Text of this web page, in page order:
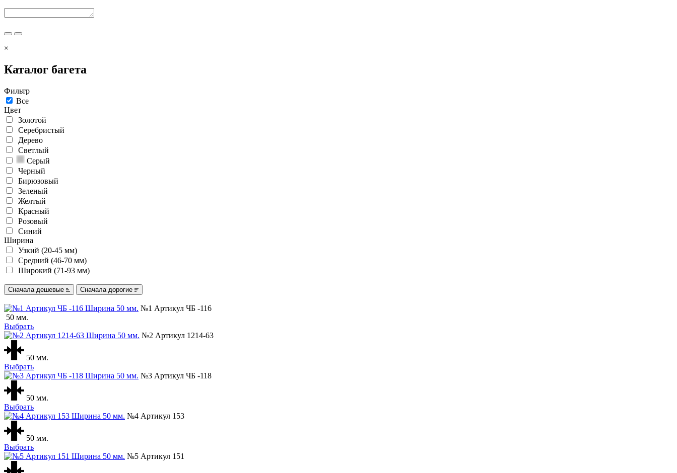
×
Каталог багета
Фильтр
Все
Цвет
Золотой
Серебристый
Дерево
Светлый
Серый
Черный
Бирюзовый
Зеленый
Желтый
Красный
Розовый
Синий
Ширина
Узкий (20-45 мм)
Средний (46-70 мм)
Широкий (71-93 мм)
Сначала дешевые Сначала дорогие
№1 Артикул ЧБ -116
50 мм.
Выбрать
№2 Артикул 1214-63
50 мм.
Выбрать
№3 Артикул ЧБ -118
50 мм.
Выбрать
№4 Артикул 153
50 мм.
Выбрать
№5 Артикул 151